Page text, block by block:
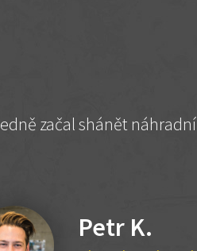
začal shánět náhradní
Petr K.